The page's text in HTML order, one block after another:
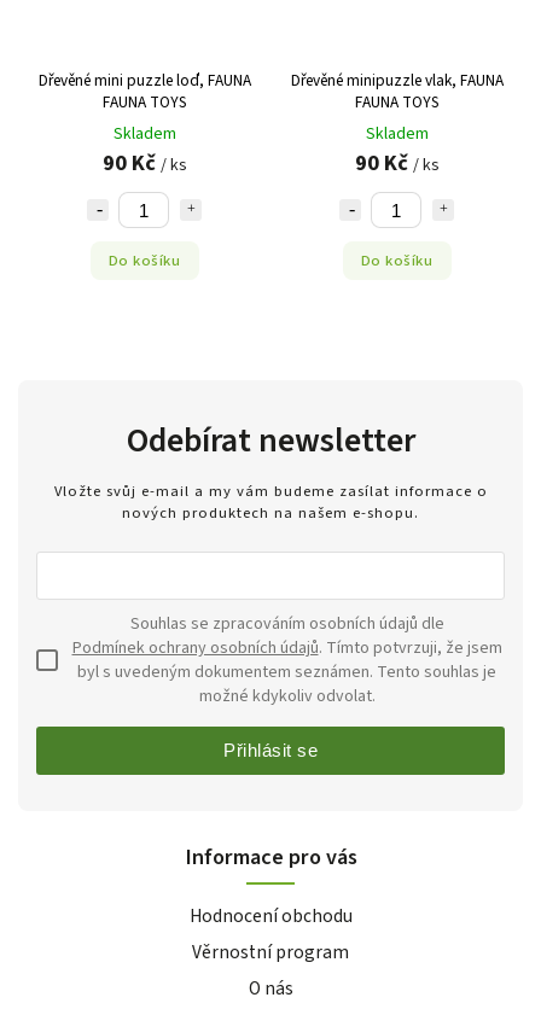
Dřevěné mini puzzle loď, FAUNA
FAUNA TOYS
Skladem
90 Kč / ks
Do košíku
Dřevěné minipuzzle vlak, FAUNA
FAUNA TOYS
Skladem
90 Kč / ks
Do košíku
Odebírat newsletter
Vložte svůj e-mail a my vám budeme zasílat informace o
nových produktech na našem e-shopu.
Podmínek ochrany osobních údajů. Tímto potvrzuji, že jsem
byl s uvedeným dokumentem seznámen. Tento souhlas je
možné kdykoliv odvolat.
Přihlásit se
Informace pro vás
Hodnocení obchodu
Věrnostní program
O nás